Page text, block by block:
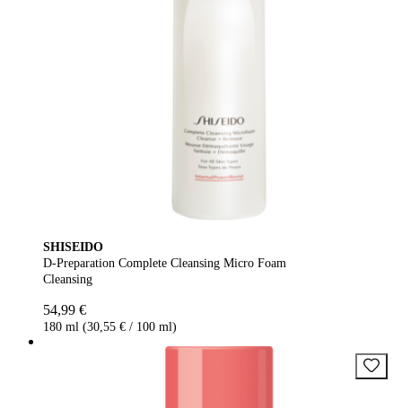
SHISEIDO
D-Preparation Complete Cleansing Micro Foam
Cleansing
54,99 €
180 ml (30,55 € / 100 ml)